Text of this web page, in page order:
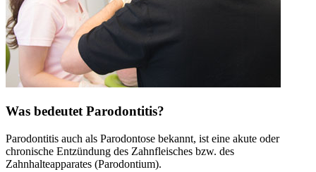
Was bedeutet Parodontitis?
Parodontitis auch als Parodontose bekannt, ist eine akute oder
chronische Entzündung des Zahnfleisches bzw. des
Zahnhalteapparates (Parodontium).